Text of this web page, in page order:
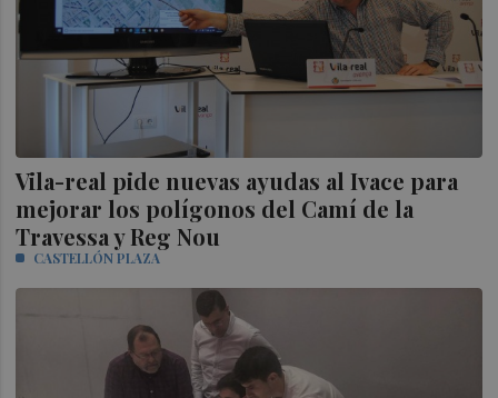
Vila-real pide nuevas ayudas al Ivace para
mejorar los polígonos del Camí de la
Travessa y Reg Nou
CASTELLÓN PLAZA